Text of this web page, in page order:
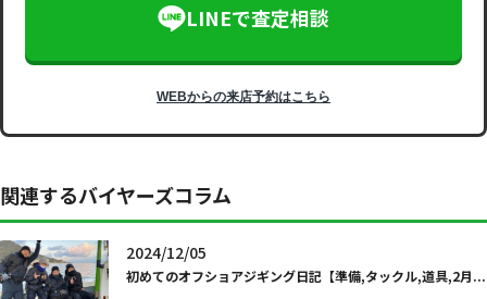
LINEで査定相談
WEBからの来店予約はこちら
関連するバイヤーズコラム
2024/12/05
初めてのオフショアジギング日記【準備,タックル,道具,2月...